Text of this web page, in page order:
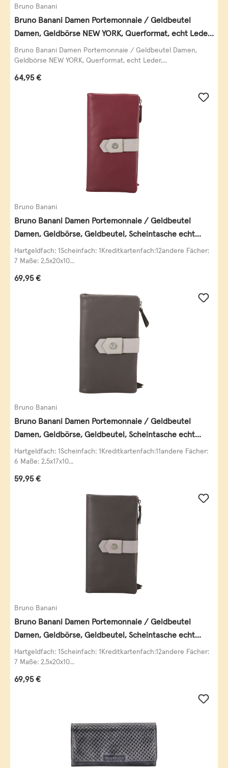
Bruno Banani
Bruno Banani Damen Portemonnaie / Geldbeutel
Damen, Geldbörse NEW YORK, Querformat, echt Leder,
schwarz
Bruno Banani Damen Portemonnaie / Geldbeutel Damen,
Geldbörse NEW YORK, Querformat, echt Leder,...
Regulärer Preis:
64,95 €
Bruno Banani
Bruno Banani Damen Portemonnaie / Geldbeutel
Damen, Geldbörse, Geldbeutel, Scheintasche echt
Leder
Hartgeldfach: 1Scheinfach: 1Kreditkartenfach:12andere Fächer:
7 Maße: 2,5x20x10...
Regulärer Preis:
69,95 €
Bruno Banani
Bruno Banani Damen Portemonnaie / Geldbeutel
Damen, Geldbörse, Geldbeutel, Scheintasche echt
Leder
Hartgeldfach: 1Scheinfach: 1Kreditkartenfach:11andere Fächer:
6 Maße: 2,5x17x10...
Regulärer Preis:
59,95 €
Bruno Banani
Bruno Banani Damen Portemonnaie / Geldbeutel
Damen, Geldbörse, Geldbeutel, Scheintasche echt
Leder
Hartgeldfach: 1Scheinfach: 1Kreditkartenfach:12andere Fächer:
7 Maße: 2,5x20x10...
Regulärer Preis:
69,95 €